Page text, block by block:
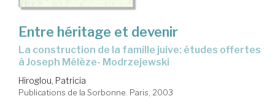
Entre héritage et devenir
la construction de la famille juive: études offertes
à Joseph Mélèze- Modrzejewski
Hiroglou, Patricia
Publications de la Sorbonne. Paris, 2003